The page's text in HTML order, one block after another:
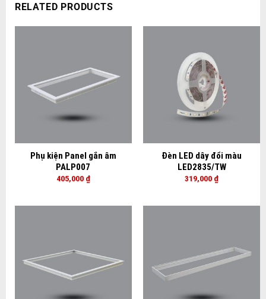
RELATED PRODUCTS
Phụ kiện Panel gắn âm
PALP007
405,000 ₫
Đèn LED dây đổi màu
LED2835/TW
319,000 ₫